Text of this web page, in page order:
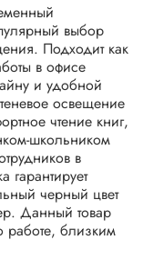
выбор
Подходит как
в офисе
и удобной
освещение
чтение книг,
школьником
в
гарантирует
черный цвет
Данный товар
работе, близким